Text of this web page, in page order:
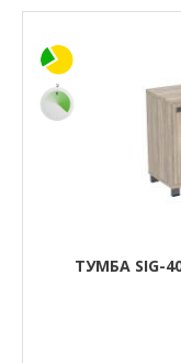
ТУМБА SIG-